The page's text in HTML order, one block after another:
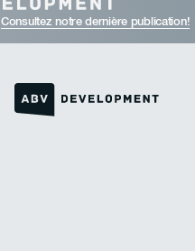
Consultez notre dernière publication!